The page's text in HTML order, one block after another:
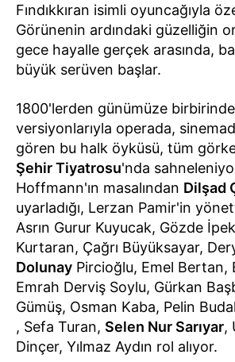
Fındıkkıran isimli oyuncağıyla
Görünenin ardındaki güzelliğin
gece hayalle gerçek arasında,
büyük serüven başlar.
1800'lerden günümüze
versiyonlarıyla operada,
gören bu halk öyküsü, tüm
Şehir Tiyatrosu'nda
Hoffmann'ın masalından Dilşad
uyarladığı, Lerzan Pamir'in
Asrın Gurur Kuyucak, Gözde
Kurtaran, Çağrı Büyüksayar,
Dolunay Pircioğlu, Emel Bertan,
Emrah Derviş Soylu, Gürkan
Gümüş, Osman Kaba, Pelin
, Sefa Turan, Selen Nur Sarıyar,
Dinçer, Yılmaz Aydın rol alıyor.